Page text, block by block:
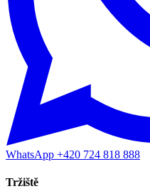
WhatsApp +420 724 818 888
Tržiště